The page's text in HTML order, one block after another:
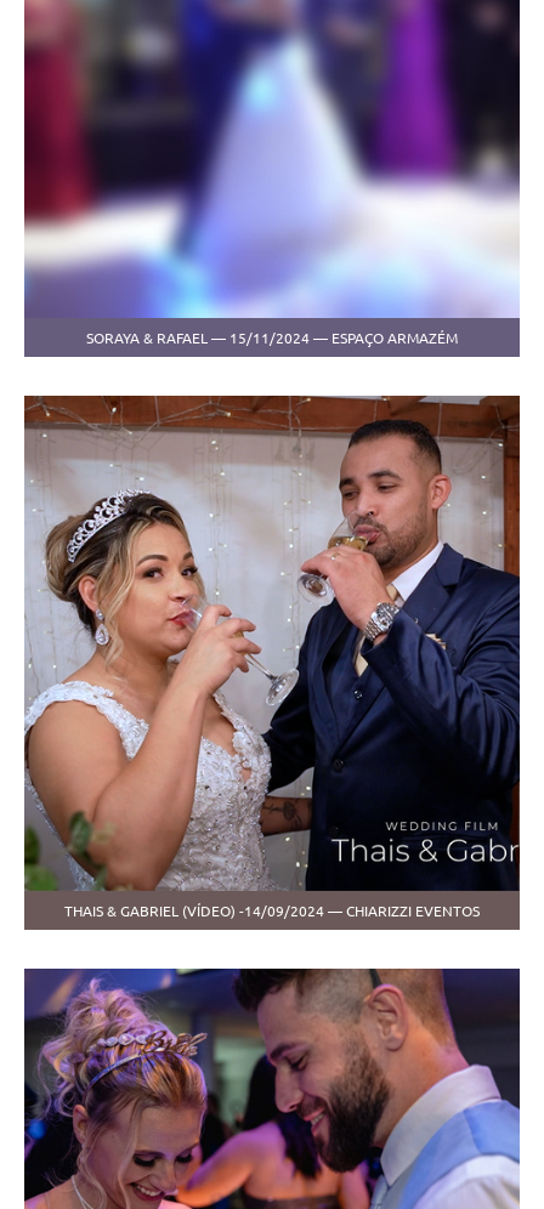
SORAYA & RAFAEL — 15/11/2024 — ESPAÇO ARMAZÉM
THAIS & GABRIEL (VÍDEO) -14/09/2024 — CHIARIZZI EVENTOS